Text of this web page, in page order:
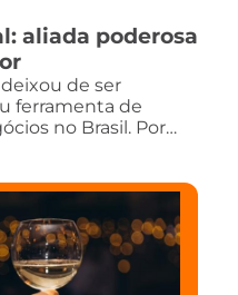
aliada poderosa
de ser
ferramenta de
no Brasil. Por…